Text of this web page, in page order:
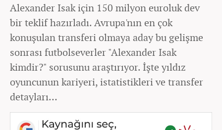
Alexander Isak için 150 milyon euroluk dev
bir teklif hazırladı. Avrupa'nın en çok
konuşulan transferi olmaya aday bu gelişme
sonrası futbolseverler "Alexander Isak
kimdir?" sorusunu araştırıyor. İşte yıldız
oyuncunun kariyeri, istatistikleri ve transfer
detayları…